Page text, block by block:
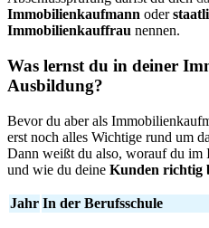
Immobilienkaufmann oder
Immobilienkauffrau nennen.
Was lernst du in deiner
Ausbildung?
Bevor du aber als
erst noch alles Wichtige rund um
Dann weißt du also, worauf du im
und wie du deine Kunden richtig
Jahr In der Berufsschule